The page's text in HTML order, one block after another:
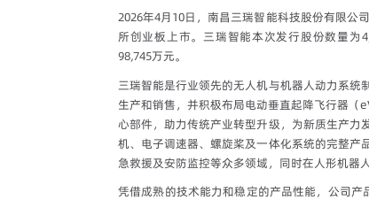
2026年4月10日，南昌三瑞智能科技股份有限公
所创业板上市。三瑞智能本次发行股份数量为
98,745万元。
三瑞智能是行业领先的无人机与机器人动力系统
生产和销售，并积极布局电动垂直起降飞行器（
心部件，助力传统产业转型升级，为新质生产力
机、电子调速器、螺旋桨及一体化系统的完整产
急救援及安防监控等众多领域，同时在人形机器
凭借成熟的技术能力和稳定的产品性能，公司